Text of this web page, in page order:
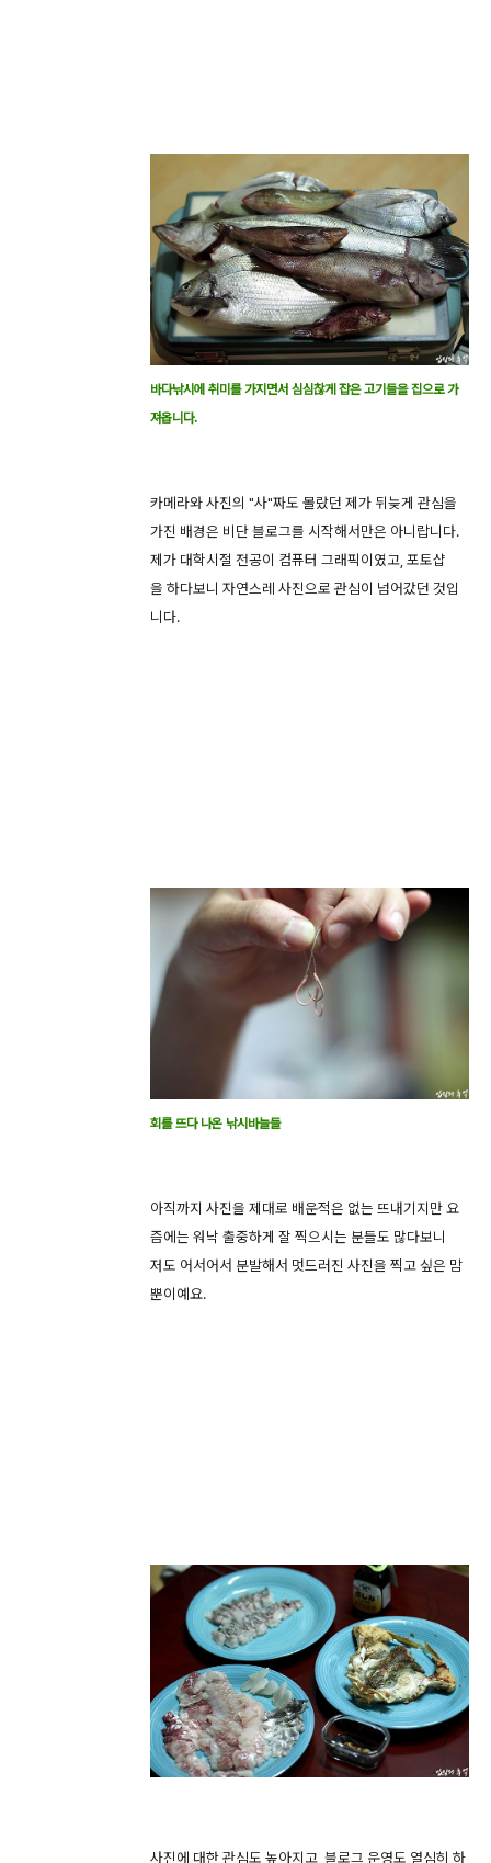
바다낚시에 취미를 가지면서 심심찮게 잡은 고기들을 집으로 가
져옵니다.
카메라와 사진의 "사"짜도 몰랐던 제가 뒤늦게 관심을
가진 배경은 비단 블로그를 시작해서만은 아니랍니다.
제가 대학시절 전공이 컴퓨터 그래픽이였고, 포토샵
을 하다보니 자연스레 사진으로 관심이 넘어갔던 것입
니다.
회를 뜨다 나온 낚시바늘들
아직까지 사진을 제대로 배운적은 없는 뜨내기지만 요
즘에는 워낙 출중하게 잘 찍으시는 분들도 많다보니
저도 어서어서 분발해서 멋드러진 사진을 찍고 싶은 맘
뿐이예요.
사진에 대한 관심도 높아지고, 블로그 운영도 열심히 하